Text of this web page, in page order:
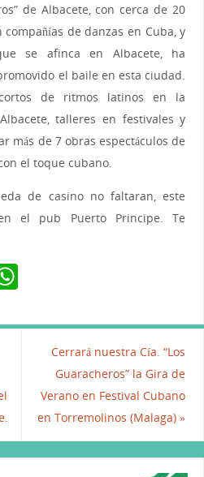
de Albacete, con cerca de 20
de danzas en Cuba, y
se afinca en Albacete, ha
el baile en esta ciudad.
de ritmos latinos en la
talleres en festivales y
más de 7 obras espectáculos de
el toque cubano.
de casino no faltaran, este
el pub Puerto Principe. Te
W
at
p
Cerrará nuestra Cía. “Los
Guaracheros” la Gira de
Verano en Festival Cubano
en Torremolinos (Malaga)»